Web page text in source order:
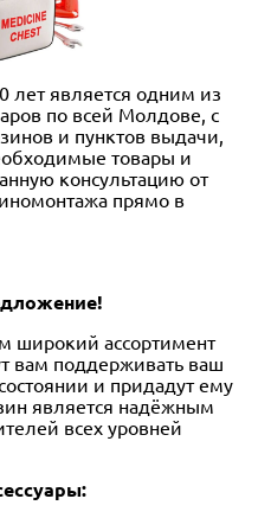
лет является одним из
по всей Молдове, с
и пунктов выдачи,
товары и
консультацию от
прямо в
!
широкий ассортимент
вам поддерживать ваш
и придадут ему
является надёжным
всех уровней
: